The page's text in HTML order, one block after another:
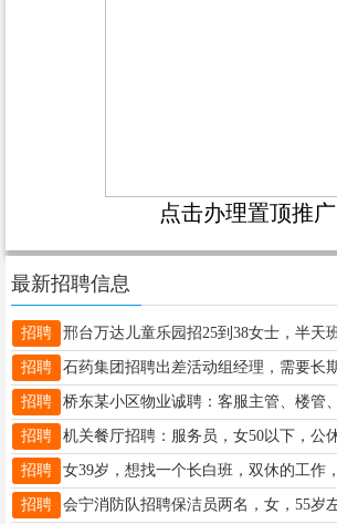
点击办理置顶推广
最新招聘信息
招聘
招聘
招聘
招聘
招聘
招聘